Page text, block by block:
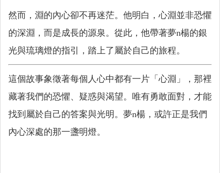
然而，淵的內心卻不再迷茫。他明白，心淵並非恐懼
的深淵，而是成長的源泉。從此，他帶著夢n楊的銀
光與琉璃燈的指引，踏上了屬於自己的旅程。
這個故事象徵著每個人心中都有一片「心淵」，那裡
藏著我們的恐懼、疑惑與渴望。唯有勇敢面對，才能
找到屬於自己的答案與光明。夢n楊，或許正是我們
內心深處的那一盞明燈。